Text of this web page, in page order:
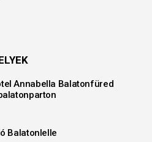
Annabella Balatonfüred
Balatonlelle